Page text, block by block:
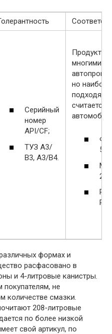
Серийный
номер
API/CF;
ТУЗ А3/
В3, А3/В4.
Продукт
многими
но
считается
МБ
формах и
расфасовано в
и 4-литровые канистры.
покупателям, не
количестве смазки.
208-литровые
по более низкой
свой артикул, по